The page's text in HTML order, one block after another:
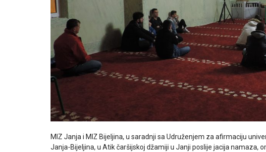
MIZ Janja i MIZ Bijeljina, u saradnji sa Udruženjem za afirmaciju
Janja-Bijeljina, u Atik čaršijskoj džamiji u Janji poslije jacija namaza,